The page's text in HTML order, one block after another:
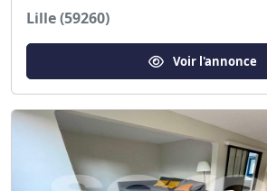
Lille (59260)
Voir l'annonce